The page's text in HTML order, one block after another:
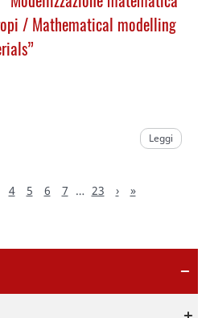
/Mathematical modelling
”
Leggi
4 5 6 7 … 23 › »